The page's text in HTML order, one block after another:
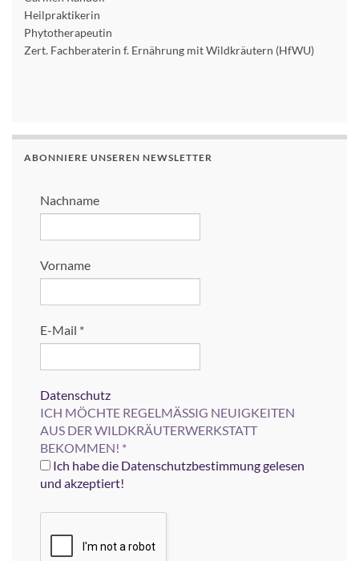
Heilpraktikerin
Phytotherapeutin
Zert. Fachberaterin f. Ernährung mit Wildkräutern (HfWU)
ABONNIERE UNSEREN NEWSLETTER
Nachname
Vorname
E-Mail *
Datenschutz
ICH MÖCHTE REGELMÄSSIG NEUIGKEITEN
AUS DER WILDKRÄUTERWERKSTATT
BEKOMMEN! *
Ich habe die Datenschutzbestimmung gelesen
und akzeptiert!